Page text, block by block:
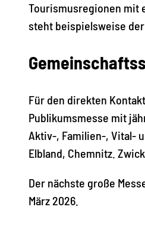
Tourismusregionen mit
steht beispielsweise der
Für den direkten
Publikumsmesse mit
Aktiv-, Familien-, Vital-
Elbland, Chemnitz.
Der nächste große
März 2026.